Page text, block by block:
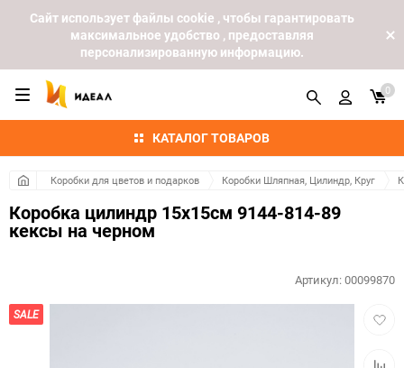
Cайт использует файлы cookie , чтобы гарантировать
максимальное удобство , предоставляя
персонализированную информацию.
КАТАЛОГ ТОВАРОВ
0
Коробки для цветов и подарков Коробки Шляпная, Цилиндр, Круг
Коробка цилиндр 15х15см 9144-814-89
кексы на черном
SALE
Артикул:00099870